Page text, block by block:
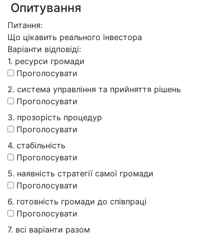
Опитування
Питання:
Що цікавить реального інвестора
Варіанти відповіді:
1. ресурси громади
Проголосувати
2. система управління та прийняття рішень
Проголосувати
3. прозорість процедур
Проголосувати
4. стабільність
Проголосувати
5. наявність стратегії самої громади
Проголосувати
6. готовність громади до співпраці
Проголосувати
7. всі варіанти разом